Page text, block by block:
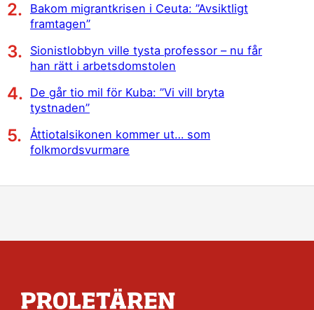
Bakom migrantkrisen i Ceuta: ”Avsiktligt
framtagen”
Sionistlobbyn ville tysta professor – nu får
han rätt i arbetsdomstolen
De går tio mil för Kuba: ”Vi vill bryta
tystnaden”
Åttiotalsikonen kommer ut… som
folkmordsvurmare